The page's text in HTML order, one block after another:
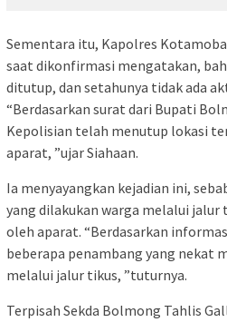
Sementara itu, Kapolres
saat dikonfirmasi mengatakan,
ditutup, dan setahunya tidak ada
“Berdasarkan surat dari Bupati
Kepolisian telah menutup lokasi
aparat, ”ujar Siahaan.
Ia menyayangkan kejadian ini,
yang dilakukan warga melalui
oleh aparat. “Berdasarkan
beberapa penambang yang nekat
melalui jalur tikus, ”tuturnya.
Terpisah Sekda Bolmong Tahlis